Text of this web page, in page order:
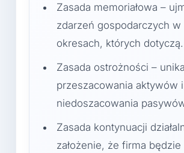
Zasada memoriałowa –
zdarzeń gospodarczych w
okresach, których dotyczą.
Zasada ostrożności –
przeszacowania aktywów i
niedoszacowania
Zasada kontynuacji
założenie, że firma będzie